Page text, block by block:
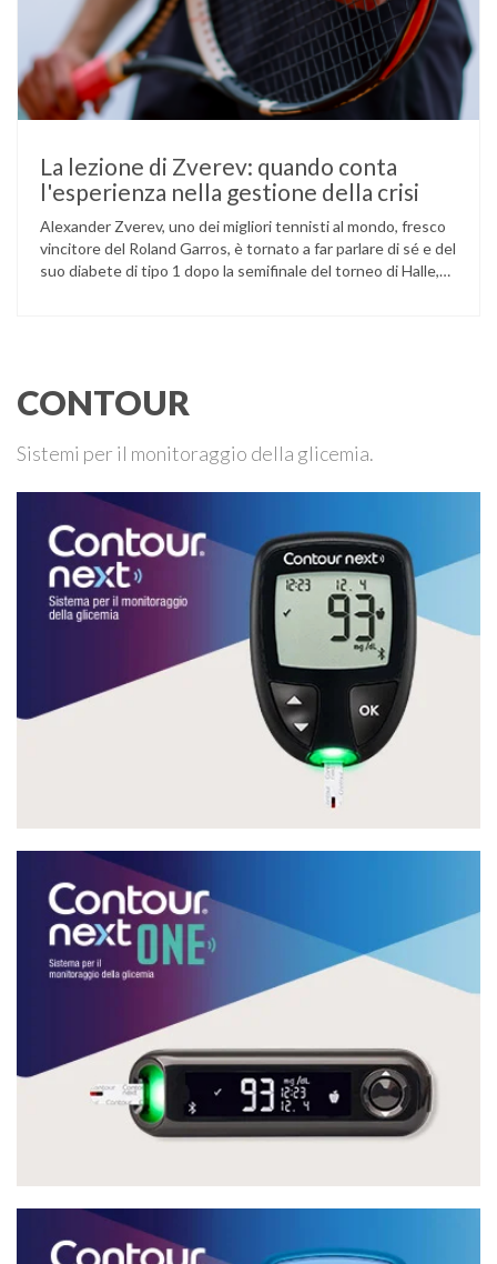
La lezione di Zverev: quando conta
l'esperienza nella gestione della crisi
Alexander Zverev, uno dei migliori tennisti al mondo, fresco
vincitore del Roland Garros, è tornato a far parlare di sé e del
suo diabete di tipo 1 dopo la semifinale del torneo di Halle,
CONTOUR
Sistemi per il monitoraggio della glicemia.